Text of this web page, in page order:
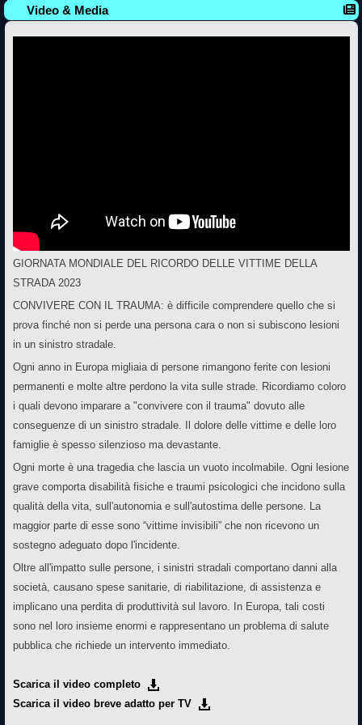
Video & Media
GIORNATA MONDIALE DEL RICORDO DELLE VITTIME DELLA
STRADA 2023
CONVIVERE CON IL TRAUMA: è difficile comprendere quello che si
prova finché non si perde una persona cara o non si subiscono lesioni
in un sinistro stradale.
Ogni anno in Europa migliaia di persone rimangono ferite con lesioni
permanenti e molte altre perdono la vita sulle strade. Ricordiamo coloro
i quali devono imparare a "convivere con il trauma" dovuto alle
conseguenze di un sinistro stradale. Il dolore delle vittime e delle loro
famiglie è spesso silenzioso ma devastante.
Ogni morte è una tragedia che lascia un vuoto incolmabile. Ogni lesione
grave comporta disabilità fisiche e traumi psicologici che incidono sulla
qualità della vita, sull'autonomia e sull'autostima delle persone. La
maggior parte di esse sono “vittime invisibili” che non ricevono un
sostegno adeguato dopo l'incidente.
Oltre all'impatto sulle persone, i sinistri stradali comportano danni alla
società, causano spese sanitarie, di riabilitazione, di assistenza e
implicano una perdita di produttività sul lavoro. In Europa, tali costi
sono nel loro insieme enormi e rappresentano un problema di salute
pubblica che richiede un intervento immediato.
Scarica il video completo
Scarica il video breve adatto per TV